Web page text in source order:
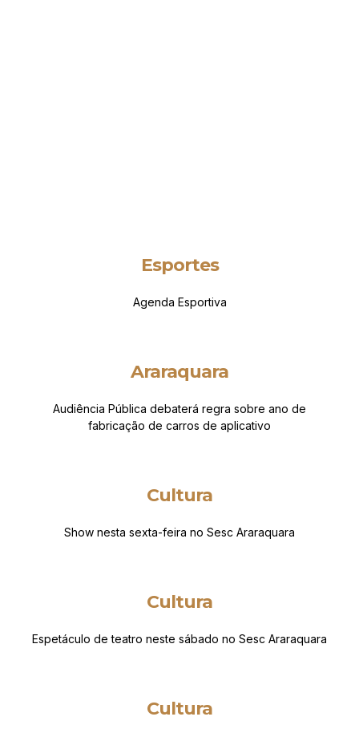
Esportes
Agenda Esportiva
Araraquara
Audiência Pública debaterá regra sobre ano de
fabricação de carros de aplicativo
Cultura
Show nesta sexta-feira no Sesc Araraquara
Cultura
Espetáculo de teatro neste sábado no Sesc Araraquara
Cultura